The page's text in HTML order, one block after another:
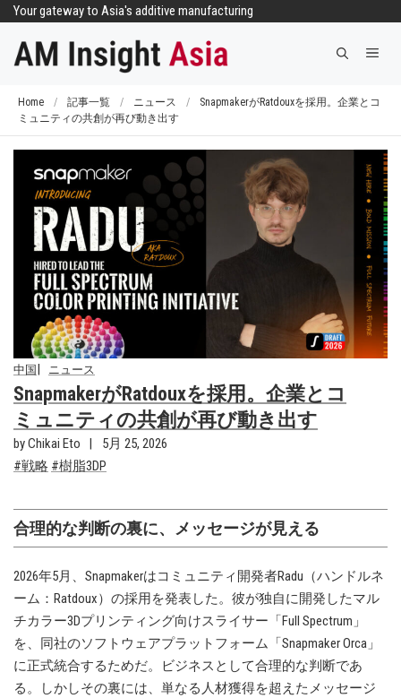
Your gateway to Asia's additive manufacturing
メ
ー
Home / 記事一覧 / ニュース /
SnapmakerがRatdouxを採用。企業とコ
ミュニティの共創が再び動き出す
中国 ニュース
SnapmakerがRatdouxを採用。企業とコ
ミュニティの共創が再び動き出す
by Chikai Eto
5月 25, 2026
戦略
樹脂3DP
合理的な判断の裏に、メッセージが見える
2026年5月、Snapmakerはコミュニティ開発者Radu（ハンドルネ
ーム：Ratdoux）の採用を発表した。彼が独自に開発したマル
チカラー3Dプリンティング向けスライサー「Full Spectrum」
を、同社のソフトウェアプラットフォーム「Snapmaker Orca」
に正式統合するためだ。ビジネスとして合理的な判断であ
る。しかしその裏には、単なる人材獲得を超えたメッセージ